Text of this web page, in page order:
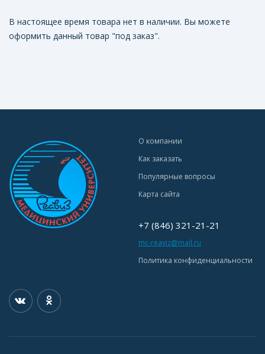
В настоящее время товара нет в наличии. Вы можете
оформить данный товар "под заказ".
О компании
Как заказать
Популярные вопросы
Карта сайта
+7 (846) 321-21-21
mc-reaviz@mail.ru
Политика конфиденциальности